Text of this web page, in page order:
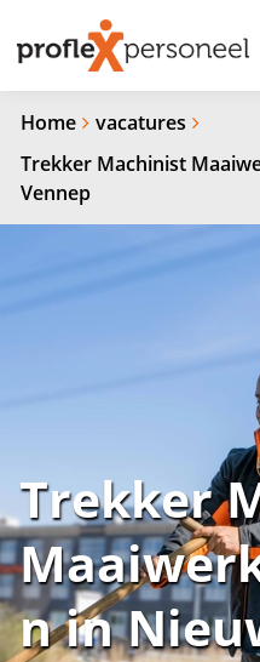
Home
vacatures
Trekker Machinist
Vennep
Trekker
n in